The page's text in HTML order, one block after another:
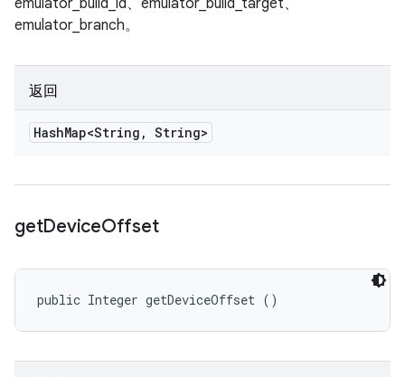
emulator_build_id、emulator_build_target、
emulator_branch。
返回
HashMap<String , String>
getDeviceOffset
public Integer getDeviceOffset ()